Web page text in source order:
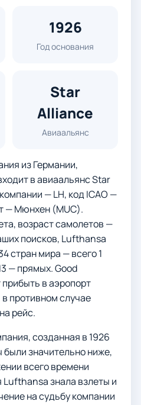
1926
Год основания
Star
Alliance
Авиаальянс
из Германии,
в авиаальянс Star
— LH, код ICAO —
— Мюнхен (MUC).
возраст самолетов —
поисков, Lufthansa
стран мира — всего 1
— прямых. Good
в аэропорт
противном случае
рейс.
созданная в 1926
были значительно ниже,
всего времени
знала взлеты и
на судьбу компании